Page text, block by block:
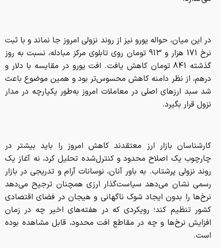
در این میان، حواله یورو نیز از روند نزولی امروز جا نماند و با ثبت
نرخ 171 هزار و 913 تومان روی تابلوی مرکز مبادله، نسبت به روز
گذشته 841 تومان کاهش یافت. افت یورو در مقایسه با دلار و
درهم، از نظر دامنه کاهش محسوس‌تر بود و همین موضوع باعث
شد سبد ارزهای اصلی در معاملات امروز به‌طور یکپارچه در مدار
نزول قرار بگیرد.
کارشناسان بازار ارز معتقدند کاهش امروز را باید بیشتر در
چارچوب یک اصلاح محدود و کنترل‌شده تحلیل کرد، نه آغاز یک
روند نزولی پرشتاب. به باور آنان، نوسانات آرام و تدریجی در بازار
رسمی نشان می‌دهد سیاست‌گذار ارزی همچنان ترجیح می‌دهد
نرخ‌ها را بدون ایجاد شوک ناگهانی و هیجان در فضای اقتصادی
کشور تنظیم کند؛ رویکردی که در هفته‌های اخیر چه در زمان
افزایش نرخ‌ها و چه در مقاطع افت محدود، قابل مشاهده بوده
است.